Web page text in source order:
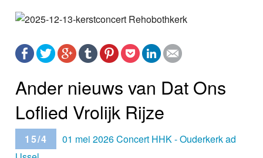
Webcam
Ander nieuws van Dat Ons
Loflied Vrolijk Rijze
15/4
01 mei 2026 Concert HHK - Ouderkerk ad